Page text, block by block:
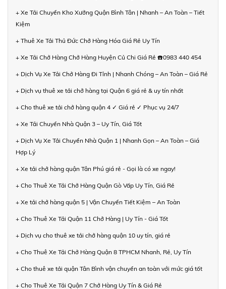
+ Xe Tải Chuyển Kho Xưởng Quận Bình Tân | Nhanh – An Toàn – Tiết
Kiệm
+ Thuê Xe Tải Thủ Đức Chở Hàng Hóa Giá Rẻ Uy Tín
+ Xe Tải Chở Hàng Chở Hàng Huyện Củ Chi Giá Rẻ ☎️0983 440 454
+ Dịch Vụ Xe Tải Chở Hàng Đi Tỉnh | Nhanh Chóng – An Toàn – Giá Rẻ
+ Dịch vụ thuê xe tải chở hàng tại Quận 6 giá rẻ & uy tín nhất
+ Cho thuê xe tải chở hàng quận 4 ✓ Giá rẻ ✓ Phục vụ 24/7
+ Xe Tải Chuyển Nhà Quận 3 – Uy Tín, Giá Tốt
+ Dịch Vụ Xe Tải Chuyển Nhà Quận 1 | Nhanh Gọn – An Toàn – Giá
Hợp Lý
+ Xe tải chở hàng quận Tân Phú giá rẻ - Gọi là có xe ngay!
+ Cho Thuê Xe Tải Chở Hàng Quận Gò Vấp Uy Tín, Giá Rẻ
+ Xe tải chở hàng quận 5 | Vận Chuyển Tiết Kiệm – An Toàn
+ Cho Thuê Xe Tải Quận 11 Chở Hàng | Uy Tín - Giá Tốt
+ Dịch vụ cho thuê xe tải chở hàng quận 10 uy tín, giá rẻ
+ Cho Thuê Xe Tải Chở Hàng Quận 8 TPHCM Nhanh, Rẻ, Uy Tín
+ Cho thuê xe tải quận Tân Bình vận chuyển an toàn với mức giá tốt
+ Cho Thuê Xe Tải Quận 7 Chở Hàng Uy Tín & Giá Rẻ